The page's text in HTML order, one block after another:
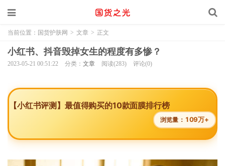
当前位置： 国货护肤网 > 文章 > 正文
小红书、抖音毁掉女生的程度有多惨？
2023-05-21 00:51:22 分类： 文章 阅读(283) 评论(0)
【小红书评测】最值得购买的10款面膜排行榜
浏览量： 109万+